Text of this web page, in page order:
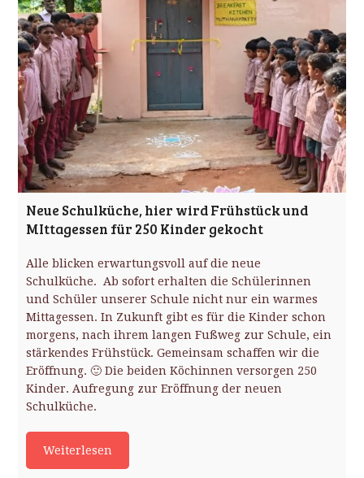
Neue Schulküche, hier wird Frühstück und
MIttagessen für 250 Kinder gekocht
Alle blicken erwartungsvoll auf die neue
Schulküche. Ab sofort erhalten die Schülerinnen
und Schüler unserer Schule nicht nur ein warmes
Mittagessen. In Zukunft gibt es für die Kinder schon
morgens, nach ihrem langen Fußweg zur Schule, ein
stärkendes Frühstück. Gemeinsam schaffen wir die
Eröffnung. 🙂 Die beiden Köchinnen versorgen 250
Kinder. Aufregung zur Eröffnung der neuen
Schulküche.
Weiterlesen